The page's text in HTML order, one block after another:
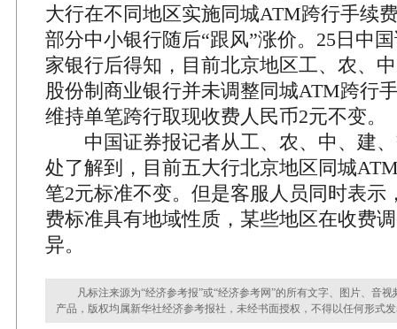
大行在不同地区实施同城ATM跨行手续
部分中小银行随后“跟风”涨价。25日中
家银行后得知，目前北京地区工、农、
股份制商业银行并未调整同城ATM跨行
维持单笔跨行取现收费人民币2元不变。
中国证券报记者从工、农、中、建、
处了解到，目前五大行北京地区同城
笔2元标准不变。但是客服人员同时表示
费标准具有地域性质，某些地区在收费
异。
凡标注来源为“经济参考报”或“经济参考网”的所有文字、图片、音视
产品，版权均属新华社经济参考报社，未经书面授权，不得以任何形式